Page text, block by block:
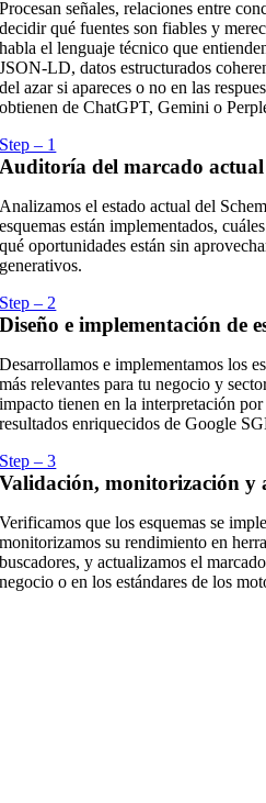
Procesan señales, relaciones entre
decidir qué fuentes son fiables y
habla el lenguaje técnico que
JSON-LD, datos estructurados
del azar si apareces o no en las
obtienen de ChatGPT, Gemini o
Step – 1
Auditoría del marcado actual
Analizamos el estado actual del
esquemas están implementados,
qué oportunidades están sin
generativos.
Step – 2
Diseño e implementación de
Desarrollamos e implementamos los
más relevantes para tu negocio y
impacto tienen en la interpretación
resultados enriquecidos de Google
Step – 3
Validación, monitorización y
Verificamos que los esquemas se
monitorizamos su rendimiento en
buscadores, y actualizamos el
negocio o en los estándares de los